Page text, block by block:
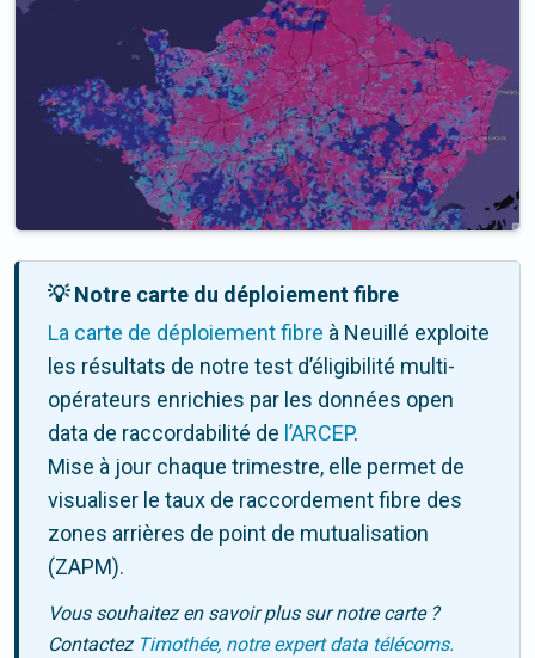
💡 Notre carte du déploiement fibre
La carte de déploiement fibre à Neuillé exploite
les résultats de notre test d’éligibilité multi-
opérateurs enrichies par les données open
data de raccordabilité de l’ARCEP.
Mise à jour chaque trimestre, elle permet de
visualiser le taux de raccordement fibre des
zones arrières de point de mutualisation
(ZAPM).
Vous souhaitez en savoir plus sur notre carte ?
Contactez Timothée, notre expert data télécoms.